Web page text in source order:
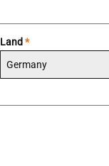
Land*
Germany